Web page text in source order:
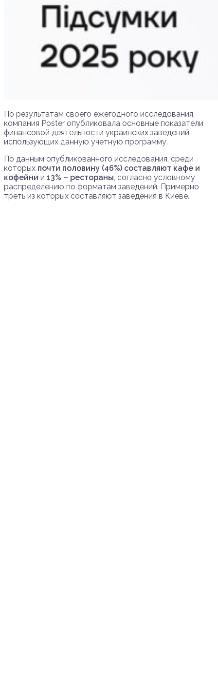
По результатам своего ежегодного исследования,
компания Poster опубликовала основные показатели
финансовой деятельности украинских заведений,
использующих данную учетную программу.
По данным опубликованного исследования, среди
которых почти половину (46%) составляют кафе и
кофейни и 13% – рестораны , согласно условному
распределению по форматам заведений. Примерно
треть из которых составляют заведения в Киеве.